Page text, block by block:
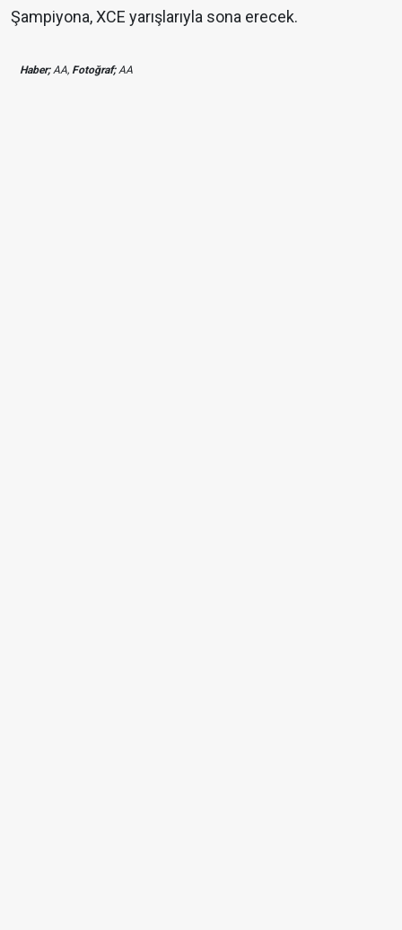
Şampiyona, XCE yarışlarıyla sona erecek.
Haber;AA, Fotoğraf;AA